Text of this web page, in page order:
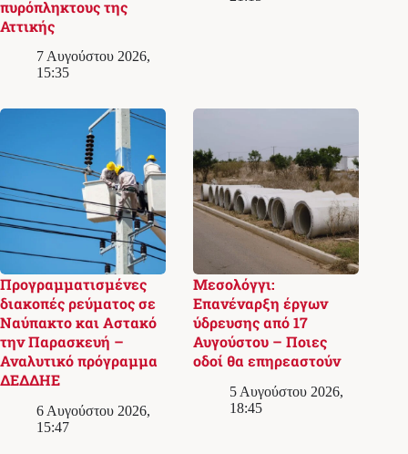
πυρόπληκτους της
Αττικής
7 Αυγούστου 2026,
15:35
Προγραμματισμένες
διακοπές ρεύματος σε
Ναύπακτο και Αστακό
την Παρασκευή –
Αναλυτικό πρόγραμμα
ΔΕΔΔΗΕ
6 Αυγούστου 2026,
15:47
Μεσολόγγι:
Επανέναρξη έργων
ύδρευσης από 17
Αυγούστου – Ποιες
οδοί θα επηρεαστούν
5 Αυγούστου 2026,
18:45